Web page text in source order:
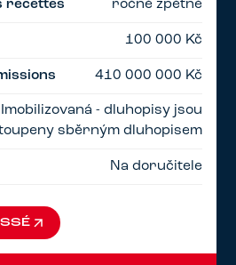
recettes ročně zpětně
100 000 Kč
410 000 000 Kč
Imobilizovaná - dluhopisy jsou
sběrným dluhopisem
Na doručitele